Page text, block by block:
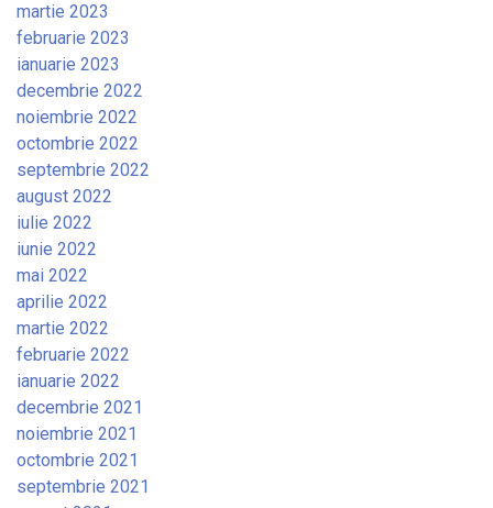
martie 2023
februarie 2023
ianuarie 2023
decembrie 2022
noiembrie 2022
octombrie 2022
septembrie 2022
august 2022
iulie 2022
iunie 2022
mai 2022
aprilie 2022
martie 2022
februarie 2022
ianuarie 2022
decembrie 2021
noiembrie 2021
octombrie 2021
septembrie 2021